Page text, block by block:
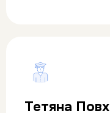
Тетяна Повх